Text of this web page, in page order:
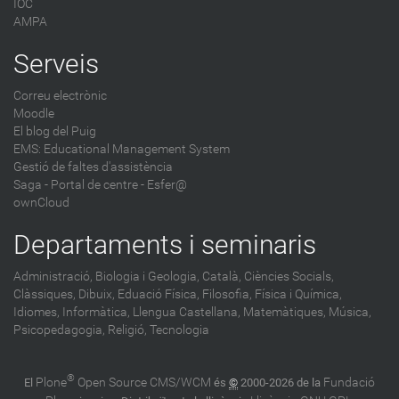
IOC
AMPA
Serveis
Correu electrònic
Moodle
El blog del Puig
EMS: Educational Management System
Gestió de faltes d'assistència
Saga - Portal de centre - Esfer@
ownCloud
Departaments i seminaris
Administració, Biologia i Geologia, Català, Ciències Socials,
Clàssiques, Dibuix, Eduació Física, Filosofia, Física i Química,
Idiomes, Informàtica, Llengua Castellana, Matemàtiques, Música,
Psicopedagogia, Religió, Tecnologia
El Plone® Open Source CMS/WCM és © 2000-2026 de la Fundació